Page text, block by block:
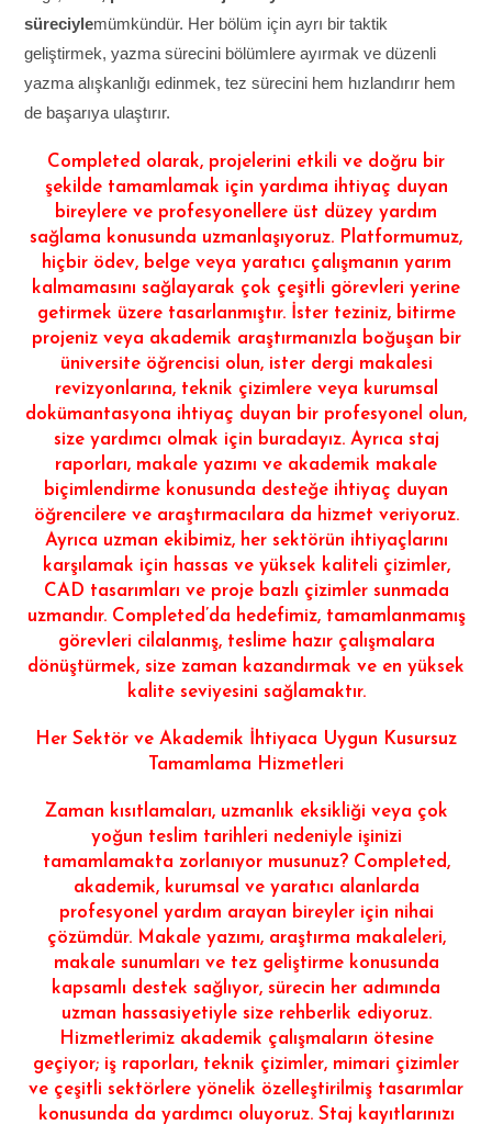
süreciylemümkündür. Her bölüm için ayrı bir taktik
geliştirmek, yazma sürecini bölümlere ayırmak ve düzenli
yazma alışkanlığı edinmek, tez sürecini hem hızlandırır hem
de başarıya ulaştırır.
Completed olarak, projelerini etkili ve doğru bir
şekilde tamamlamak için yardıma ihtiyaç duyan
bireylere ve profesyonellere üst düzey yardım
sağlama konusunda uzmanlaşıyoruz. Platformumuz,
hiçbir ödev, belge veya yaratıcı çalışmanın yarım
kalmamasını sağlayarak çok çeşitli görevleri yerine
getirmek üzere tasarlanmıştır. İster teziniz, bitirme
projeniz veya akademik araştırmanızla boğuşan bir
üniversite öğrencisi olun, ister dergi makalesi
revizyonlarına, teknik çizimlere veya kurumsal
dokümantasyona ihtiyaç duyan bir profesyonel olun,
size yardımcı olmak için buradayız. Ayrıca staj
raporları, makale yazımı ve akademik makale
biçimlendirme konusunda desteğe ihtiyaç duyan
öğrencilere ve araştırmacılara da hizmet veriyoruz.
Ayrıca uzman ekibimiz, her sektörün ihtiyaçlarını
karşılamak için hassas ve yüksek kaliteli çizimler,
CAD tasarımları ve proje bazlı çizimler sunmada
uzmandır. Completed’da hedefimiz, tamamlanmamış
görevleri cilalanmış, teslime hazır çalışmalara
dönüştürmek, size zaman kazandırmak ve en yüksek
kalite seviyesini sağlamaktır.
Her Sektör ve Akademik İhtiyaca Uygun Kusursuz
Tamamlama Hizmetleri
Zaman kısıtlamaları, uzmanlık eksikliği veya çok
yoğun teslim tarihleri ​​nedeniyle işinizi
tamamlamakta zorlanıyor musunuz? Completed,
akademik, kurumsal ve yaratıcı alanlarda
profesyonel yardım arayan bireyler için nihai
çözümdür. Makale yazımı, araştırma makaleleri,
makale sunumları ve tez geliştirme konusunda
kapsamlı destek sağlıyor, sürecin her adımında
uzman hassasiyetiyle size rehberlik ediyoruz.
Hizmetlerimiz akademik çalışmaların ötesine
geçiyor; iş raporları, teknik çizimler, mimari çizimler
ve çeşitli sektörlere yönelik özelleştirilmiş tasarımlar
konusunda da yardımcı oluyoruz. Staj kayıtlarınızı